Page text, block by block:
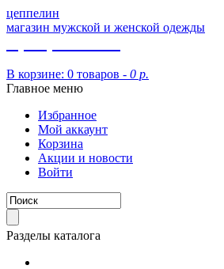
цеппелин
магазин мужской и женской одежды
В корзине: 0 товаров - 0 р.
Главное меню
Избранное
Мой аккаунт
Корзина
Акции и новости
Войти
Разделы каталога